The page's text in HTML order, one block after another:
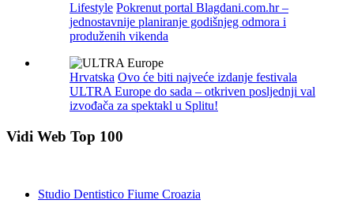
Lifestyle Pokrenut portal Blagdani.com.hr –
jednostavnije planiranje godišnjeg odmora i
produženih vikenda
Hrvatska Ovo će biti najveće izdanje festivala
ULTRA Europe do sada – otkriven posljednji val
izvođača za spektakl u Splitu!
Vidi Web Top 100
Studio Dentistico Fiume Croazia